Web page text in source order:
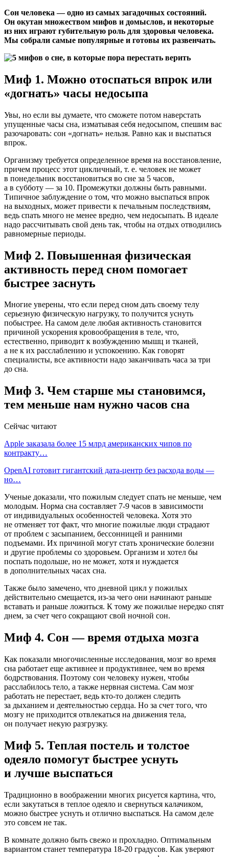
Сон человека — одно из самых загадочных состояний.
Он окутан множеством мифов и домыслов, и некоторые
из них играют губительную роль для здоровья человека.
Мы собрали самые популярные и готовы их развенчать.
Миф 1. Можно отоспаться впрок или
«догнать» часы недосыпа
Увы, но если вы думаете, что сможете потом наверстать
упущенные часы сна, изматывая себя недосыпом, спешим вас
разочаровать: сон «догнать» нельзя. Равно как и выспаться
впрок.
Организму требуется определенное время на восстановление,
причем процесс этот цикличный, т. е. человек не может
в понедельник восстановиться во сне за 5 часов,
а в субботу — за 10. Промежутки должны быть равными.
Типичное заблуждение о том, что можно выспаться впрок
на выходных, может привести к печальным последствиям,
ведь спать много не менее вредно, чем недосыпать. В идеале
надо рассчитывать свой день так, чтобы на отдых отводились
равномерные периоды.
Миф 2. Повышенная физическая
активность перед сном помогает
быстрее заснуть
Многие уверены, что если перед сном дать своему телу
серьезную физическую нагрузку, то получится уснуть
побыстрее. На самом деле любая активность становится
причиной ускорения кровообращения в теле, что,
естественно, приводит к возбуждению мышц и тканей,
а не к их расслаблению и успокоению. Как говорят
специалисты, все активности надо заканчивать часа за три
до сна.
Миф 3. Чем старше мы становимся,
тем меньше нам нужно часов сна
Сейчас читают
Apple заказала более 15 млрд американских чипов по
контракту…
OpenAI готовит гигантский дата-центр без расхода воды —
но…
Ученые доказали, что пожилым следует спать не меньше, чем
молодым. Норма сна составляет 7-9 часов в зависимости
от индивидуальных особенностей человека. Хотя это
не отменяет тот факт, что многие пожилые люди страдают
от проблем с засыпанием, бессонницей и ранними
подъемами. Их причиной могут стать хронические болезни
и другие проблемы со здоровьем. Организм и хотел бы
поспать подольше, но не может, хотя и нуждается
в дополнительных часах сна.
Также было замечено, что дневной цикл у пожилых
действительно смещается, из-за чего они начинают раньше
вставать и раньше ложиться. К тому же пожилые нередко спят
днем, за счет чего сокращают свой ночной сон.
Миф 4. Сон — время отдыха мозга
Как показали многочисленные исследования, мозг во время
сна работает еще активнее и продуктивнее, чем во время
бодрствования. Поэтому сон человеку нужен, чтобы
расслабилось тело, а также нервная система. Сам мозг
работать не перестает, ведь кто-то должен следить
за дыханием и деятельностью сердца. Но за счет того, что
мозгу не приходится отвлекаться на движения тела,
он получает некую разгрузку.
Миф 5. Теплая постель и толстое
одеяло помогут быстрее уснуть
и лучше выспаться
Традиционно в воображении многих рисуется картина, что,
если закутаться в теплое одеяло и свернуться калачиком,
можно быстрее уснуть и отлично выспаться. На самом деле
это совсем не так.
В комнате должно быть свежо и прохладно. Оптимальным
вариантом станет температура 18-20 градусов. Как уверяют